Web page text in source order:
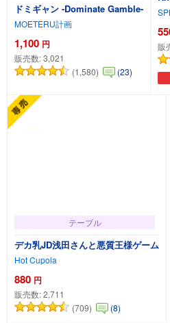
ドミギャン -Dominate Gamble-
MOETERU計画
1,100 円
販売数:3,021
(1,580)
(23)
販
テーブル
デカ乳JD浅田さんと悪質王様ゲーム
Hot Cupola
880 円
販売数:2,711
(709)
(8)
カートに追加